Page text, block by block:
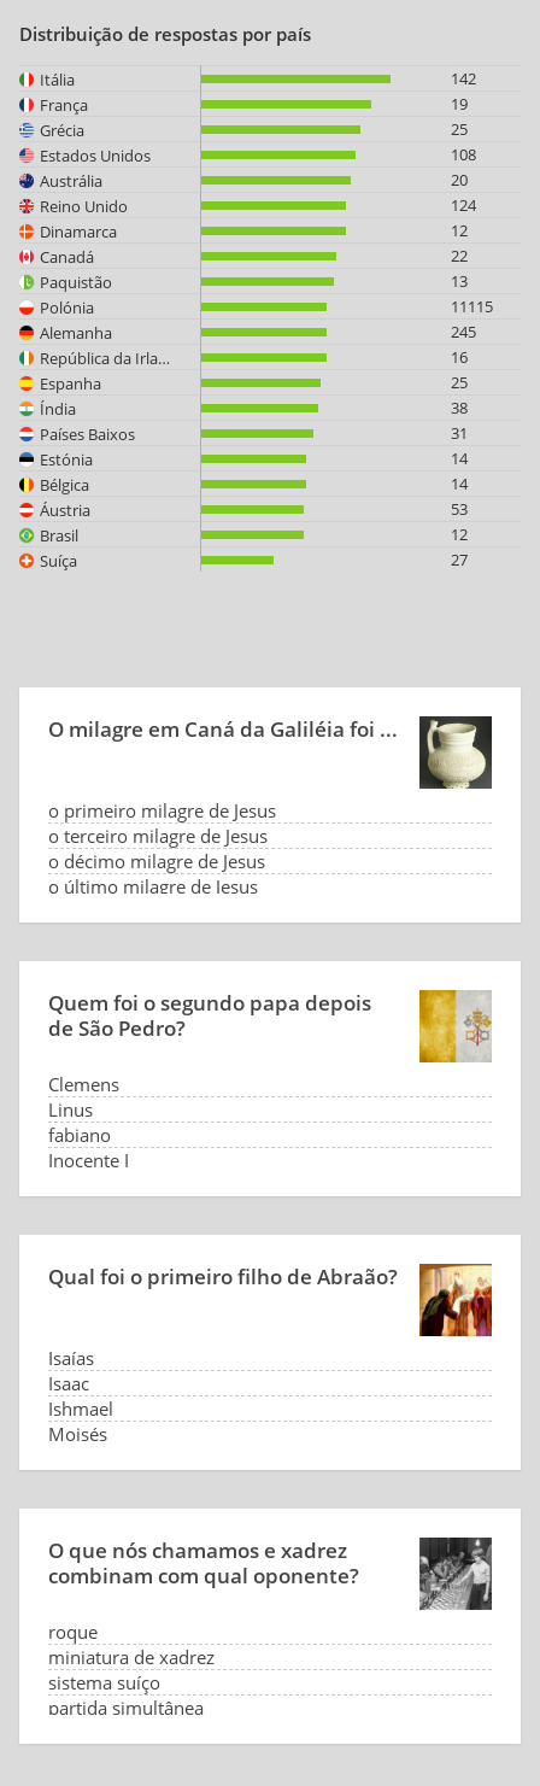
Distribuição de respostas por país
Itália
142
França
19
Grécia
25
Estados Unidos
108
Austrália
20
Reino Unido
124
Dinamarca
12
Canadá
22
Paquistão
13
Polónia
11115
Alemanha
245
República da Irlanda
16
Espanha
25
Índia
38
Países Baixos
31
Estónia
14
Bélgica
14
Áustria
53
Brasil
12
Suíça
27
O milagre em Caná da Galiléia foi ...
o primeiro milagre de Jesus
o terceiro milagre de Jesus
o décimo milagre de Jesus
o último milagre de Jesus
Quem foi o segundo papa depois
de São Pedro?
Clemens
Linus
fabiano
Inocente I
Qual foi o primeiro filho de Abraão?
Isaías
Isaac
Ishmael
Moisés
O que nós chamamos e xadrez
combinam com qual oponente?
roque
miniatura de xadrez
sistema suíço
partida simultânea